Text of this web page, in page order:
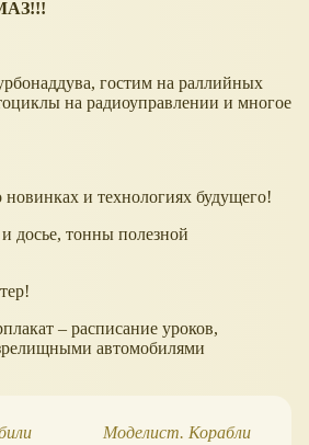
гостим на раллийных
на радиоуправлении и многое
и технологиях будущего!
досье, тонны полезной
– расписание уроков,
автомобилями
Моделист. Корабли